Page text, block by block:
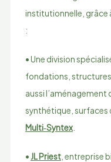
institutionnelle, grâce
:
• Une division
fondations,
aussi l’aménagement
synthétique, surfaces
Multi‑Syntex.
• JL Priest, entreprise